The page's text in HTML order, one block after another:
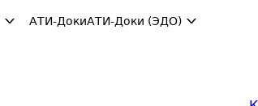
АТИ-ДокиАТИ-Доки (ЭДО)